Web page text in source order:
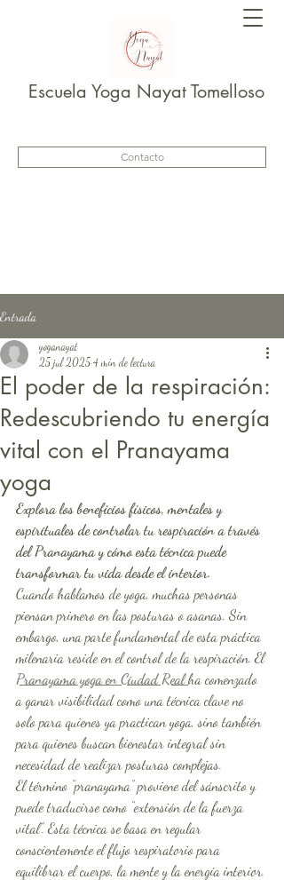
Escuela Yoga Nayat Tomelloso
Contacto
Entrada
El poder de la respiración:
Redescubriendo tu energía
vital con el Pranayama
yoga
yoganayat
25 jul 2025 4 min de lectura
Explora los beneficios físicos, mentales y
espirituales de controlar tu respiración a través
del Pranayama y cómo esta técnica puede
transformar tu vida desde el interior.
Cuando hablamos de yoga, muchas personas
piensan primero en las posturas o asanas. Sin
embargo, una parte fundamental de esta práctica
milenaria reside en el control de la respiración. El
Pranayama yoga en Ciudad Real ha comenzado
a ganar visibilidad como una técnica clave no
solo para quienes ya practican yoga, sino también
para quienes buscan bienestar integral sin
necesidad de realizar posturas complejas.
El término “pranayama” proviene del sánscrito y
puede traducirse como “extensión de la fuerza
vital”. Esta técnica se basa en regular
conscientemente el flujo respiratorio para
equilibrar el cuerpo, la mente y la energía interior.